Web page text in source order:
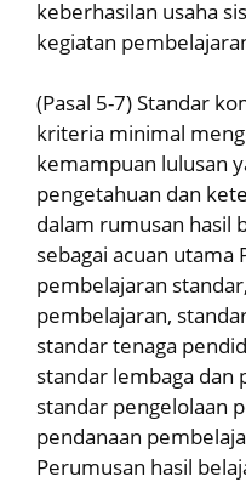
keberhasilan usaha
kegiatan
(Pasal 5-7) Standar
kriteria minimal
kemampuan lulusan
pengetahuan dan
dalam rumusan hasil
sebagai acuan utama
pembelajaran
pembelajaran,
standar tenaga
standar lembaga dan
standar pengelolaan
pendanaan
Perumusan hasil